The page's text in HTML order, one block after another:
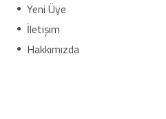
Yeni Üye
İletişim
Hakkımızda